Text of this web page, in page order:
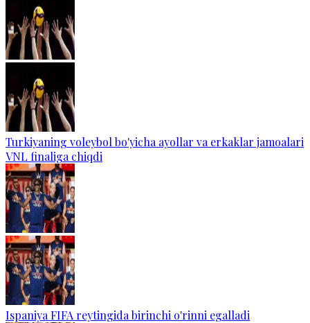
Turkiyaning voleybol bo'yicha ayollar va erkaklar jamoalari
VNL finaliga chiqdi
Ispaniya FIFA reytingida birinchi o'rinni egalladi